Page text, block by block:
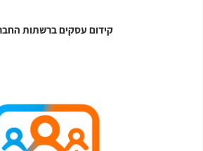
קידום עסקים ברשתות